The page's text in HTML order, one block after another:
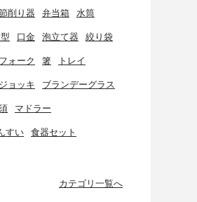
削り器 弁当箱 水筒
口金 泡立て器 絞り袋
フォーク 箸 トレイ
ョッキ ブランデーグラス
マドラー
すい 食器セット
カテゴリ一覧へ